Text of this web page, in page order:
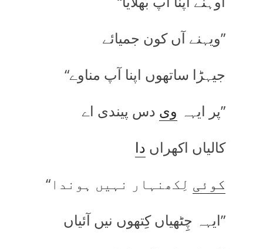
”ویہنے آں کون جمیائے
جیہڑا ساتھوں اپنا آپ مناوے“
”پر ایہہ وی دس پیندی اے
کالیاں اکھراں دا
کوئی لِکھنہار نہیں ہوندا“
”ایہہ چِٹھیاں کِتھوں نیں آئیاں